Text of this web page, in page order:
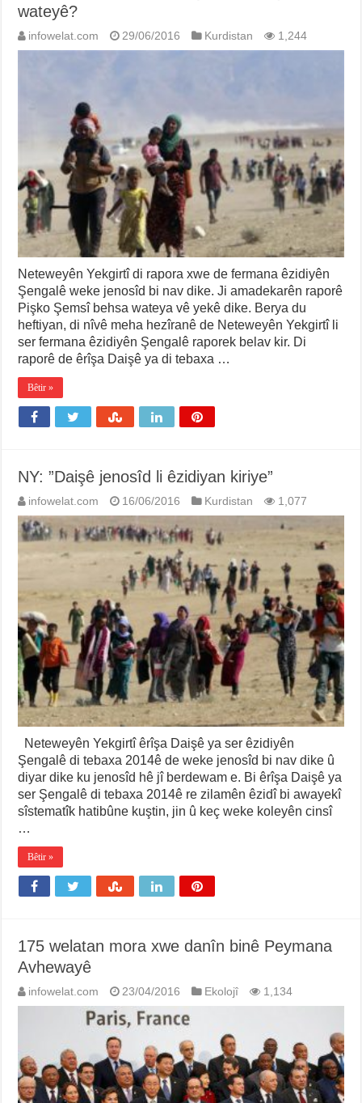
wateyê?
infowelat.com 29/06/2016 Kurdistan 1,244
Neteweyên Yekgirtî di rapora xwe de fermana êzidiyên
Şengalê weke jenosîd bi nav dike. Ji amadekarên raporê
Pişko Şemsî behsa wateya vê yekê dike. Berya du
heftiyan, di nîvê meha hezîranê de Neteweyên Yekgirtî li
ser fermana êzidiyên Şengalê raporek belav kir. Di
raporê de êrîşa Daişê ya di tebaxa …
Bêtir »
NY: ”Daişê jenosîd li êzidiyan kiriye”
infowelat.com 16/06/2016 Kurdistan 1,077
Neteweyên Yekgirtî êrîşa Daişê ya ser êzidiyên
Şengalê di tebaxa 2014ê de weke jenosîd bi nav dike û
diyar dike ku jenosîd hê jî berdewam e. Bi êrîşa Daişê ya
ser Şengalê di tebaxa 2014ê re zilamên êzidî bi awayekî
sîstematîk hatibûne kuştin, jin û keç weke koleyên cinsî
…
Bêtir »
175 welatan mora xwe danîn binê Peymana
Avhewayê
infowelat.com 23/04/2016 Ekolojî 1,134